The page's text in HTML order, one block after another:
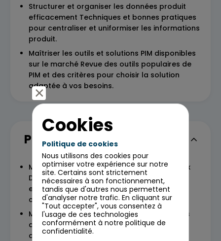
Structurer et organiser les données produit
efficacement Techniques et bonnes pratiques
pour centraliser et uniformiser les informations
produit.
Maîtriser les outils et solutions PIM disponibles
sur le marché Revue des outils populaires de
PIM et des critères pour choisir la solution
adaptée à vos besoins.
Programme
Module 1 : Introduction au PIM et à ses enjeux
Définition du PIM, importance pour les
entreprises e-commerce, avantages
concurrentiels, cas d'utilisation.
Module 2 : Structuration et gouvernance des
données produit Processus de structuration
des données, gestion de la qualité des
Cookies
Politique de cookies
Nous utilisons des cookies pour
optimiser votre expérience sur notre
site. Certains sont strictement
nécessaires à son fonctionnement,
tandis que d'autres nous permettent
d'analyser notre trafic. En cliquant sur
"Tout accepter", vous consentez à
l'usage de ces technologies
conformément à notre politique de
confidentialité.